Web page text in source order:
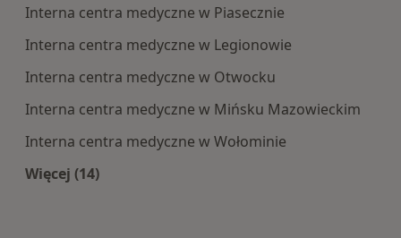
Interna centra medyczne w Piasecznie
Interna centra medyczne w Legionowie
Interna centra medyczne w Otwocku
Interna centra medyczne w Mińsku Mazowieckim
Interna centra medyczne w Wołominie
Więcej (14)